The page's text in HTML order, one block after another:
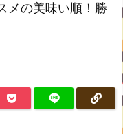
メの美味い順！勝